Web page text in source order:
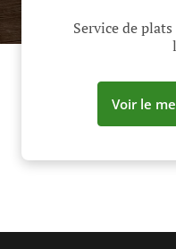
Service de
Voir le